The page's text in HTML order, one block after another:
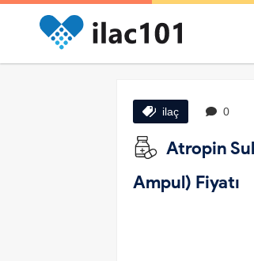
ilaç 0
Atropin
Ampul) Fiyatı